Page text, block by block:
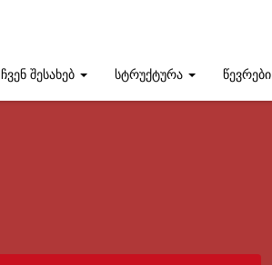
ჩვენ შესახებ სტრუქტურა წევრები